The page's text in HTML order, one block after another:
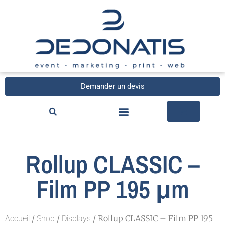
Demander un devis
Rollup CLASSIC –
Film PP 195 μm
Accueil / Shop / Displays / Rollup CLASSIC – Film PP 195